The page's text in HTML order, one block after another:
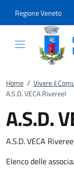
Regione Veneto
Home / Vivere il
A.S.D. VECA Rivereel
A.S.D.
A.S.D. VECA
Elenco delle